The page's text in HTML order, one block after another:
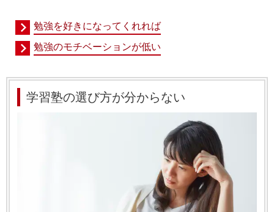
勉強を好きになってくれれば
勉強のモチベーションが低い
学習塾の選び方が分からない